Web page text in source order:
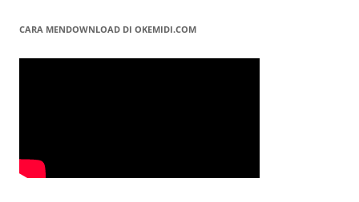
CARA MENDOWNLOAD DI OKEMIDI.COM